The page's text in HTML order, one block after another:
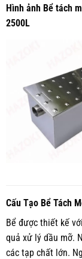
Hình ảnh Bể tách
2500L
Cấu Tạo Bể Tách
Bể được thiết kế
quả xử lý dầu mỡ.
các tạp chất lớn.